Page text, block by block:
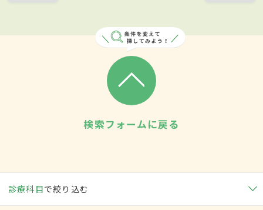
検索フォームに戻る
診療科目で絞り込む